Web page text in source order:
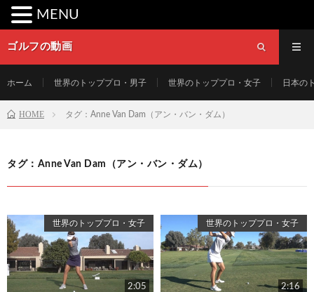
ゴルフの動画
ホーム 世界のトッププロ・男子 世界のトッププロ・女子 日本の
HOME タグ：Anne Van Dam（アン・バン・ダム）
タグ：Anne Van Dam（アン・バン・ダム）
世界のトッププロ・女子
2:05
世界のトッププロ・女子
2:16
MENU